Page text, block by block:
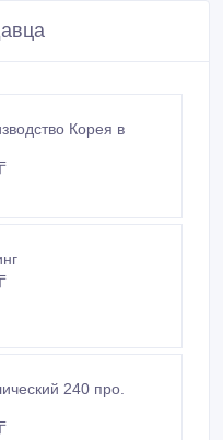
Корея в
240 про.